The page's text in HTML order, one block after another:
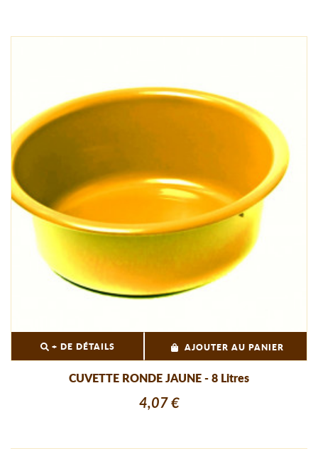
+ DE DÉTAILS AJOUTER AU PANIER
CUVETTE RONDE JAUNE - 8 Litres
4,07 €